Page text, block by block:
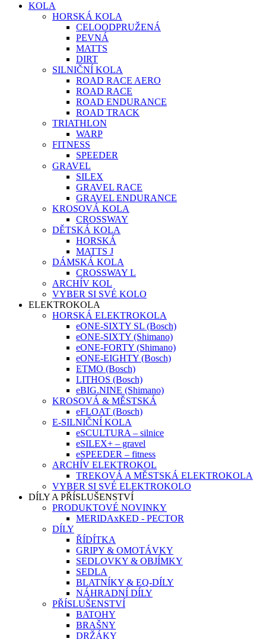
KOLA
HORSKÁ KOLA
CELOODPRUŽENÁ
PEVNÁ
MATTS
DIRT
SILNIČNÍ KOLA
ROAD RACE AERO
ROAD RACE
ROAD ENDURANCE
ROAD TRACK
TRIATHLON
WARP
FITNESS
SPEEDER
GRAVEL
SILEX
GRAVEL RACE
GRAVEL ENDURANCE
KROSOVÁ KOLA
CROSSWAY
DĚTSKÁ KOLA
HORSKÁ
MATTS J
DÁMSKÁ KOLA
CROSSWAY L
ARCHÍV KOL
VYBER SI SVÉ KOLO
ELEKTROKOLA
HORSKÁ ELEKTROKOLA
eONE-SIXTY SL (Bosch)
eONE-SIXTY (Shimano)
eONE-FORTY (Shimano)
eONE-EIGHTY (Bosch)
ETMO (Bosch)
LITHOS (Bosch)
eBIG.NINE (Shimano)
KROSOVÁ & MĚSTSKÁ
eFLOAT (Bosch)
E-SILNIČNÍ KOLA
eSCULTURA – silnice
eSILEX+ – gravel
eSPEEDER – fitness
ARCHÍV ELEKTROKOL
TREKOVÁ A MĚSTSKÁ ELEKTROKOLA
VYBER SI SVÉ ELEKTROKOLO
DÍLY A PŘÍSLUŠENSTVÍ
PRODUKTOVÉ NOVINKY
MERIDAxKED - PECTOR
DÍLY
ŘÍDÍTKA
GRIPY & OMOTÁVKY
SEDLOVKY & OBJÍMKY
SEDLA
BLATNÍKY & EQ-DÍLY
NÁHRADNÍ DÍLY
PŘÍSLUŠENSTVÍ
BATOHY
BRAŠNY
DRŽÁKY